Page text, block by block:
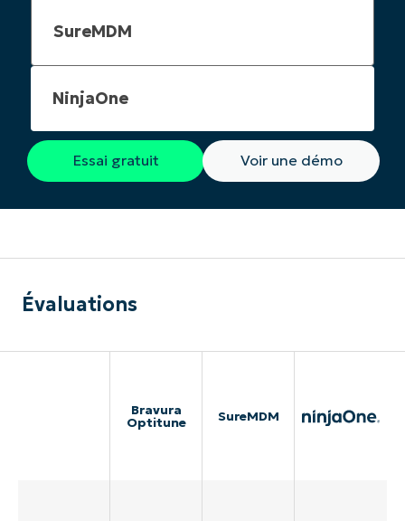
NinjaOne
Essai gratuit Voir une démo
Évaluations
Bravura
Optitune SureMDM